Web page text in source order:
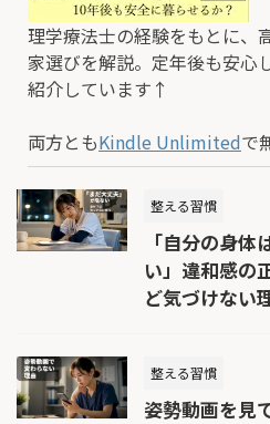
理学療法士の経験をもとに、
家選びを解説。定年後も安心
紹介しています↑
両方ともKindle Unlimitedで
整える習慣
「自分の身
い」違和感の
ど気づけない
整える習慣
姿勢動画を見